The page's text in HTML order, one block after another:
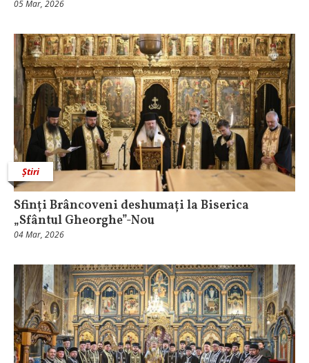
05 Mar, 2026
Știri
Sfinți Brâncoveni deshumați la Biserica
„Sfântul Gheorghe”-Nou
04 Mar, 2026